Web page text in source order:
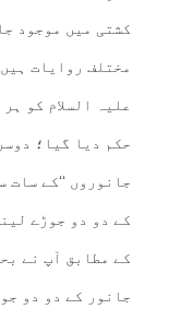
کشتی میں موجود
مختلف روایات
علیہ السلام کو
حکم دیا گیا؛
جانوروں ‘‘کے سات
کے دو دو جوڑے
کے مطابق آپ نے
جانور کے دو دو